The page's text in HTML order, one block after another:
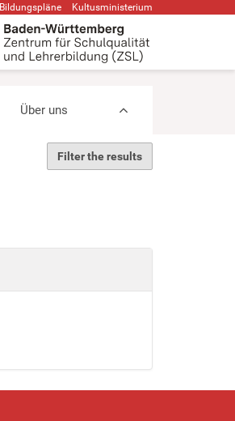
Bildungspläne Kultusministerium
Über uns
Filter the results